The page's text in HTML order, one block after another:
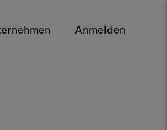
Anmelden